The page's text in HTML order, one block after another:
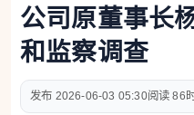
公司原董事长
和监察调查
2026-06-03 05:30 86